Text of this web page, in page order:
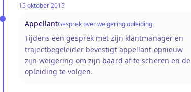
15 oktober 2015
AppellantGesprek over weigering opleiding
Tijdens een gesprek met zijn klantmanager en
trajectbegeleider bevestigt appellant opnieuw
zijn weigering om zijn baard af te scheren en de
opleiding te volgen.